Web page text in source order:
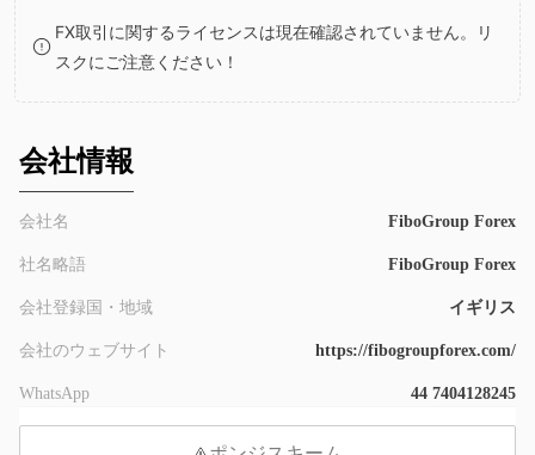
5
6
5
6
FX取引に関するライセンスは現在確認されていません。リ
スクにご注意ください！
会社情報
会社名 FiboGroup Forex
社名略語 FiboGroup Forex
会社登録国・地域 イギリス
会社のウェブサイト https://fibogroupforex.com/
WhatsApp 44 7404128245